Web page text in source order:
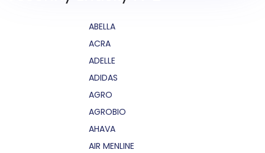
ABELLA
ACRA
ADELLE
ADIDAS
AGRO
AGROBIO
AHAVA
AIR MENLINE